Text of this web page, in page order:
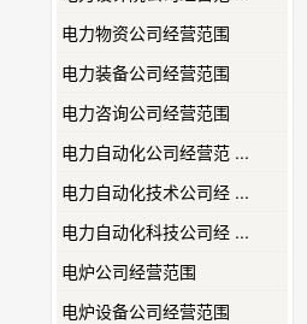
电力物资公司经营范围
电力装备公司经营范围
电力咨询公司经营范围
电力自动化公司经营范 ...
电力自动化技术公司经 ...
电力自动化科技公司经 ...
电炉公司经营范围
电炉设备公司经营范围